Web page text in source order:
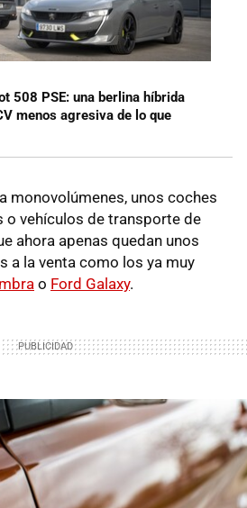
508 PSE: una berlina híbrida
menos agresiva de lo que
monovolúmenes, unos coches
o vehículos de transporte de
ahora apenas quedan unos
a la venta como los ya muy
o Ford Galaxy.